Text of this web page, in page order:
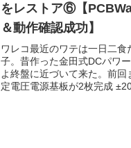
をレストア⑥【
＆動作確認成功】
ワレコ最近のワテは一日二
子。昔作った金田式DCパワ
よ終盤に近づいて来た。前
定電圧電源基板が2枚完成